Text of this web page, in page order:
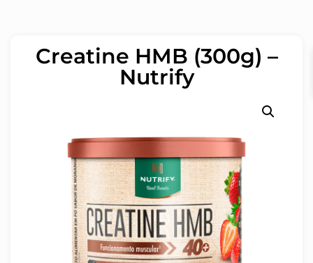
Creatine HMB (300g) –
Nutrify